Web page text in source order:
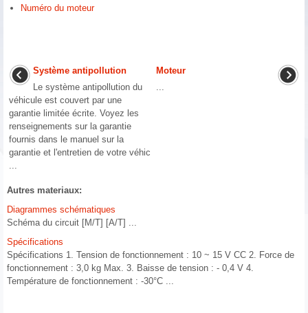
Numéro du moteur
Système antipollution
Le système antipollution du
véhicule est couvert par une
garantie limitée écrite. Voyez les
renseignements sur la garantie
fournis dans le manuel sur la
garantie et l'entretien de votre véhic
...
Moteur
...
Autres materiaux:
Diagrammes schématiques
Schéma du circuit [M/T] [A/T] ...
Spécifications
Spécifications 1. Tension de fonctionnement : 10 ~ 15 V CC 2. Force de
fonctionnement : 3,0 kg Max. 3. Baisse de tension : - 0,4 V 4.
Température de fonctionnement : -30°C ...